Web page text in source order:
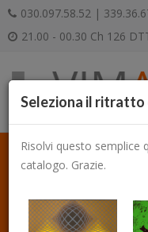
030.097.58.52 |
21.00 - 00.30 Ch 126
Seleziona il ritratto
Risolvi questo semplice
catalogo. Grazie.